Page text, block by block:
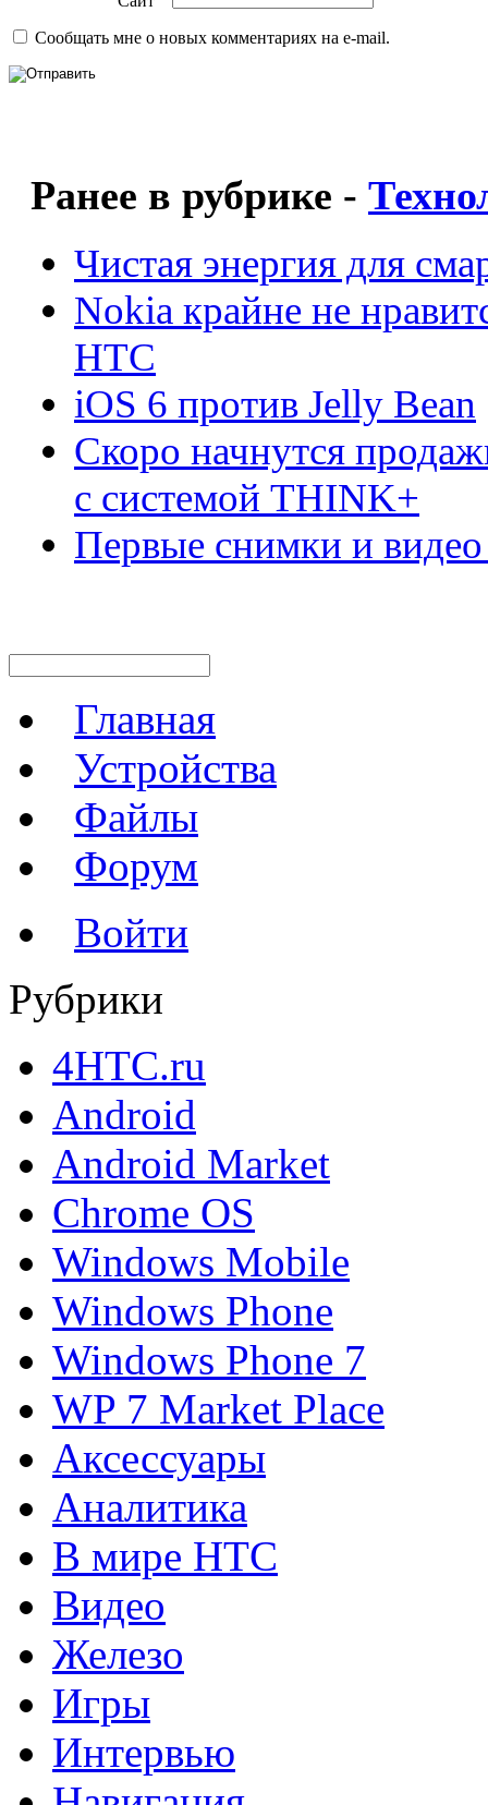
Сообщать мне о новых комментариях на e-mail.
Ранее в рубрике -
Чистая энергия для
Nokia крайне не
HTC
iOS 6 против Jelly Bean
Скоро начнутся
с системой THINK+
Первые снимки и
Главная
Устройства
Файлы
Форум
Войти
Рубрики
4HTC.ru
Android
Android Market
Chrome OS
Windows Mobile
Windows Phone
Windows Phone 7
WP 7 Market Place
Аксессуары
Аналитика
В мире HTC
Видео
Железо
Игры
Интервью